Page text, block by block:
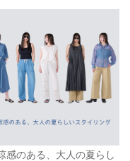
感のある、大人の夏らし